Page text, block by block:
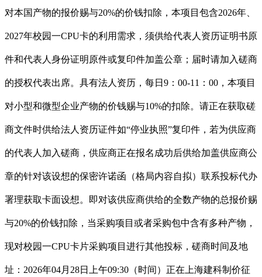
对本国产物的报价赐与20%的价钱扣除，本项目包含2026年、
2027年校园一CPU卡的利用需求，须供给代表人资历证明书原
件和代表人身份证明原件或复印件加盖公章；届时请加入磋商
的授权代表出席。具有法人资历，每日9：00-11：00，本项目
对小型和微型企业产物的价钱赐与10%的扣除。请正在获取磋
商文件时供给法人资历证件如“停业执照”复印件，若为供应商
的代表人加入磋商，供应商正在报名成功后供给加盖供应商公
章的针对该设想的保密许诺函（格局内容自拟）联系投标代办
署理获取卡面设想。即对该供应商供给的全数产物的总报价赐
与20%的价钱扣除，当采购项目或者采购包中含有多种产物，
现对校园一CPU卡片采购项目进行其他投标，磋商时间及地
址：2026年04月28日上午09:30（时间）正在上海建科制价征